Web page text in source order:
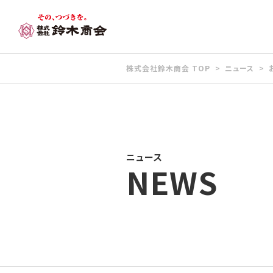
株式会社鈴木商会 TOP ニュース
ニュース
NEWS